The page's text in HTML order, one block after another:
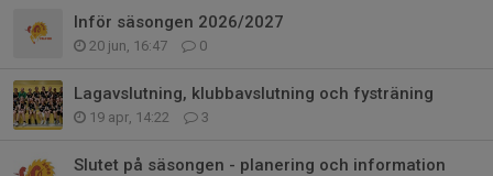
Inför säsongen 2026/2027
20 jun, 16:47 0
Lagavslutning, klubbavslutning och fysträning
19 apr, 14:22 3
Slutet på säsongen - planering och information